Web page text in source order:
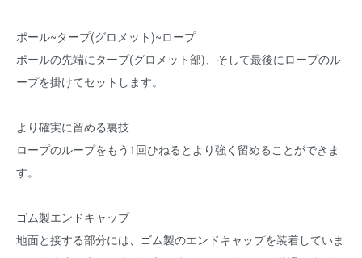
ポール~タープ(グロメット)~ロープ
ポールの先端にタープ(グロメット部)、そして最後にロープのル
ープを掛けてセットします。
より確実に留める裏技
ロープのループをもう1回ひねるとより強く留めることができま
す。
ゴム製エンドキャップ
地面と接する部分には、ゴム製のエンドキャップを装着していま